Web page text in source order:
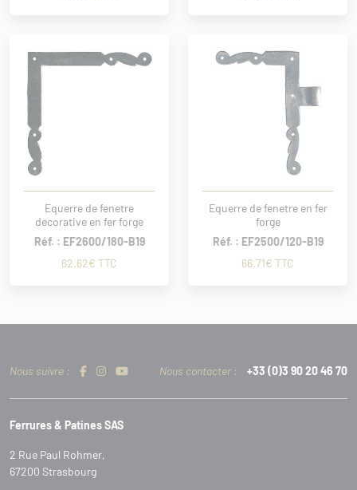
Equerre de fenetre
decorative en fer forge
Réf. : EF2600/180-B19
62.62€ TTC
Equerre de fenetre en fer
forge
Réf. : EF2500/120-B19
66.71€ TTC
Nous suivre : Nous contacter : +33 (0)3 90 20 46 70
Ferrures & Patines SAS
2 Rue Paul Rohmer,
67200 Strasbourg